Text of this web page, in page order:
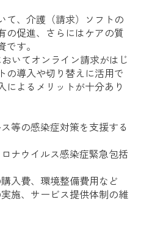
て、介護（請求）ソフトの
の促進、さらにはケアの質
す。
いてオンライン請求がはじ
の導入や切り替えに活用で
によるメリットが十分あり
等の感染症対策を支援する
ナウイルス感染症緊急包括
入費、環境整備費用など
施、サービス提供体制の維